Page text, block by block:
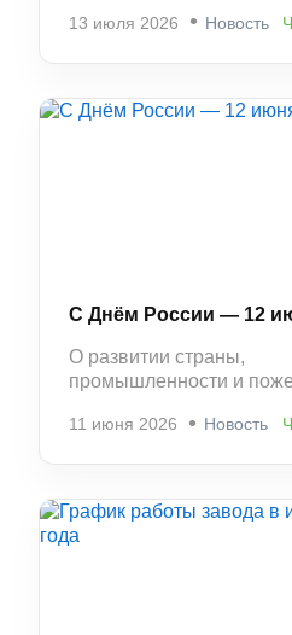
региона.
13 июля 2026 Новость
С Днём России — 12
О развитии страны,
промышленности и
11 июня 2026 Новость